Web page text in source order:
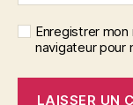
Enregistrer
navigateur pour